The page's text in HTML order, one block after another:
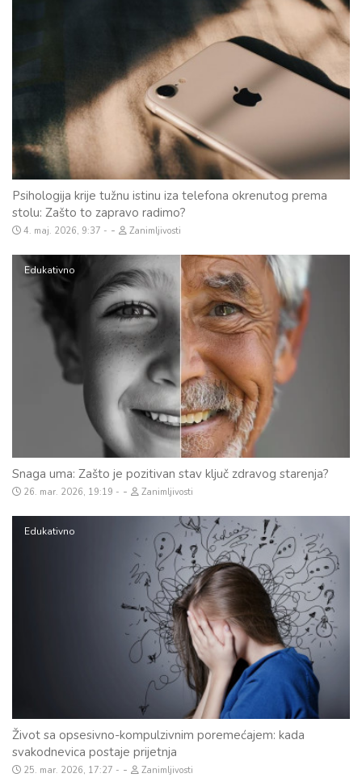
Psihologija krije tužnu istinu iza telefona okrenutog prema
stolu: Zašto to zapravo radimo?
4. maj. 2026, 9:37 - Zanimljivosti
Edukativno
Snaga uma: Zašto je pozitivan stav ključ zdravog starenja?
26. mar. 2026, 19:19 - Zanimljivosti
Edukativno
Život sa opsesivno-kompulzivnim poremećajem: kada
svakodnevica postaje prijetnja
25. mar. 2026, 17:27 - Zanimljivosti